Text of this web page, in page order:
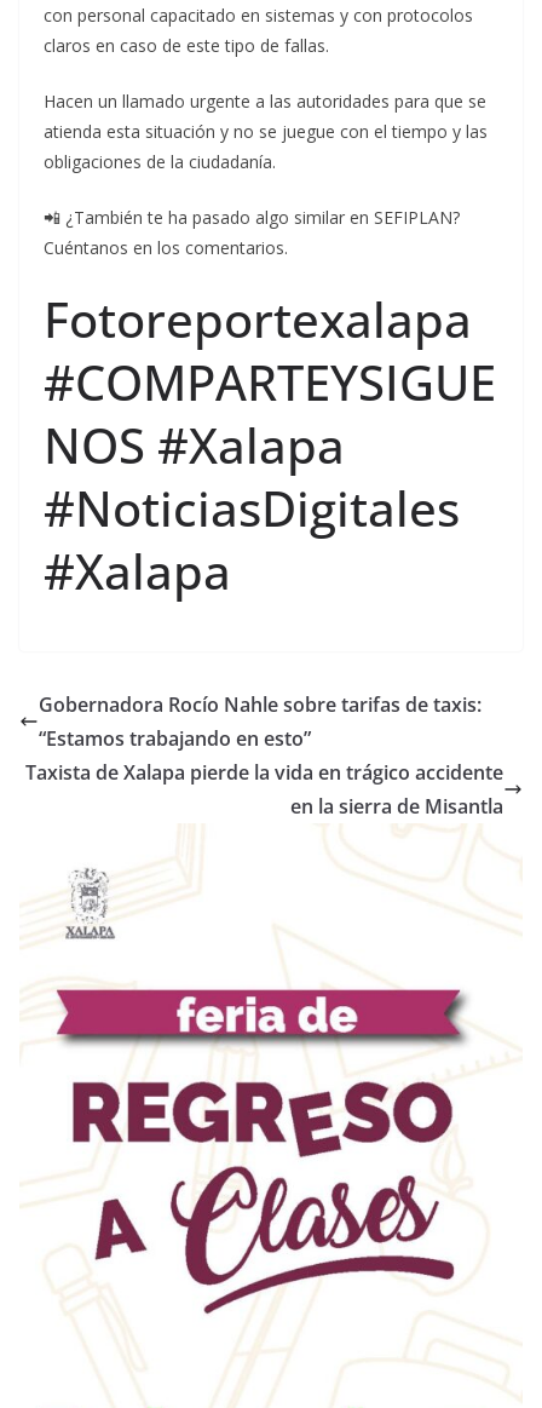
con personal capacitado en sistemas y con protocolos
claros en caso de este tipo de fallas.
Hacen un llamado urgente a las autoridades para que se
atienda esta situación y no se juegue con el tiempo y las
obligaciones de la ciudadanía.
📲 ¿También te ha pasado algo similar en SEFIPLAN?
Cuéntanos en los comentarios.
Fotoreportexalapa
#COMPARTEYSIGUE
NOS #Xalapa
#NoticiasDigitales
#Xalapa
Gobernadora Rocío Nahle sobre tarifas de taxis:
“Estamos trabajando en esto”
Taxista de Xalapa pierde la vida en trágico accidente
en la sierra de Misantla